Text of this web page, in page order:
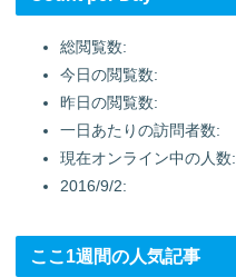
総閲覧数:
今日の閲覧数:
昨日の閲覧数:
一日あたりの訪問者数:
現在オンライン中の人数:
2016/9/2:
ここ1週間の人気記事